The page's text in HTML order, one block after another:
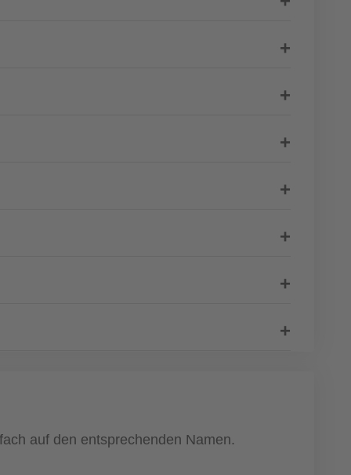
auf den entsprechenden Namen.